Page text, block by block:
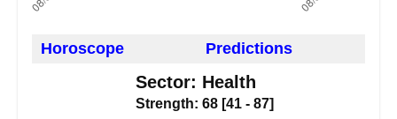
Horoscope Predictions
Sector: Health
Strength: 68 [41 - 87]